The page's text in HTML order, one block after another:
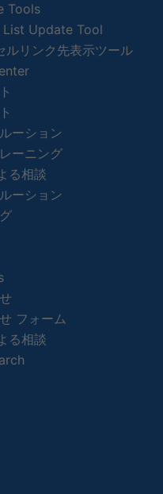
Tools
Update Tool
ルリンク先表示ツール
ーション
ーニング
る相談
ーション
フォーム
る相談